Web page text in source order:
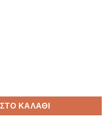
14Χ11Χ7 ΕΚ ποσότητα
ΚΑΛΆΘΙ